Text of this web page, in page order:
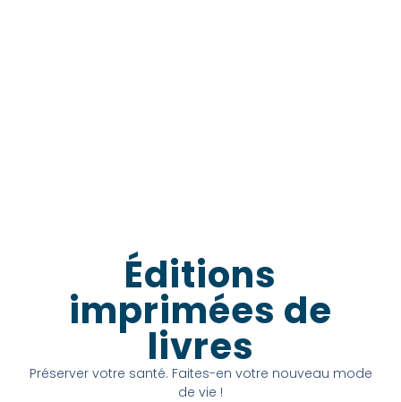
Éditions
imprimées de
livres
Préserver votre santé. Faites-en votre nouveau mode
de vie !